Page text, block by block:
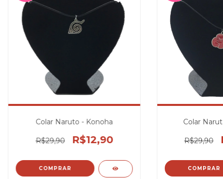
Colar Naruto - Konoha
R$29,90 R$12,90
Colar
R$29,90